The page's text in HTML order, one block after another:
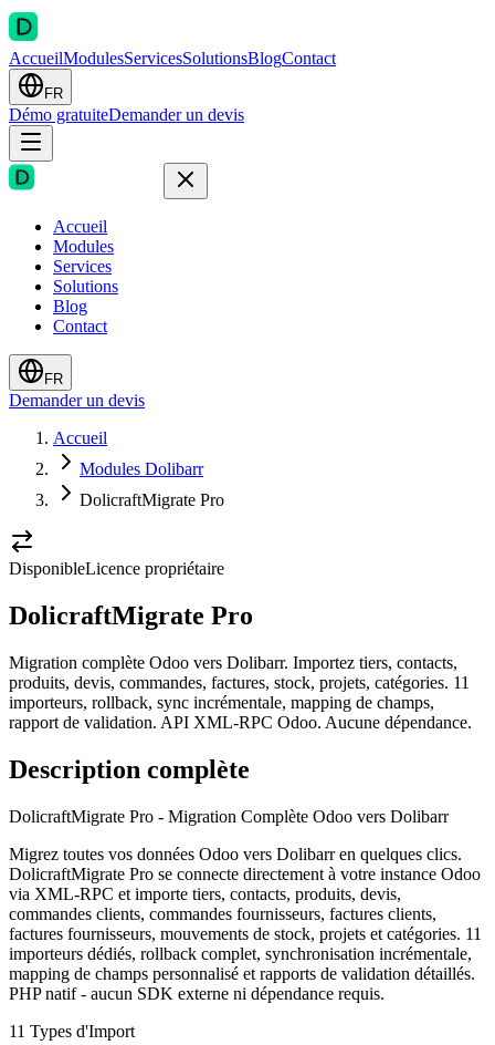
AccueilModulesServicesSolutionsBlogContact
FR
Démo gratuiteDemander un devis
Accueil
Modules
Services
Solutions
Blog
Contact
FR
Demander un devis
Accueil
Modules Dolibarr
DolicraftMigrate Pro
DisponibleLicence propriétaire
DolicraftMigrate Pro
Migration complète Odoo vers Dolibarr. Importez tiers, contacts,
produits, devis, commandes, factures, stock, projets, catégories. 11
importeurs, rollback, sync incrémentale, mapping de champs,
rapport de validation. API XML-RPC Odoo. Aucune dépendance.
Description complète
DolicraftMigrate Pro - Migration Complète Odoo vers Dolibarr
Migrez toutes vos données Odoo vers Dolibarr en quelques clics.
DolicraftMigrate Pro se connecte directement à votre instance Odoo
via XML-RPC et importe tiers, contacts, produits, devis,
commandes clients, commandes fournisseurs, factures clients,
factures fournisseurs, mouvements de stock, projets et catégories. 11
importeurs dédiés, rollback complet, synchronisation incrémentale,
mapping de champs personnalisé et rapports de validation détaillés.
PHP natif - aucun SDK externe ni dépendance requis.
11 Types d'Import